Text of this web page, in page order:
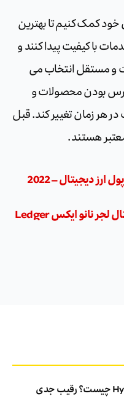
خود کمک کنیم تا بهترین
با کیفیت پیدا کنند و
و مستقل انتخاب می
بودن محصولات و
هر زمان تغییر کند. قبل
هستند.
دیجیتال – 2022
معرفی و بررسی کیف پول ارز دیجیتال لجر نانو ایکس Ledger
Hyperliquid چیست؟ رقیب جدی